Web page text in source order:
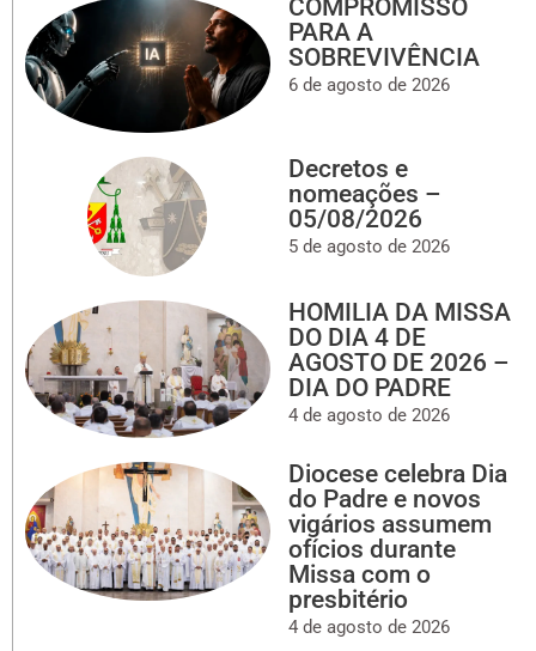
COMPROMISSO
PARA A
SOBREVIVÊNCIA
6 de agosto de 2026
Decretos e
nomeações –
05/08/2026
5 de agosto de 2026
HOMILIA DA MISSA
DO DIA 4 DE
AGOSTO DE 2026 –
DIA DO PADRE
4 de agosto de 2026
Diocese celebra Dia
do Padre e novos
vigários assumem
ofícios durante
Missa com o
presbitério
4 de agosto de 2026